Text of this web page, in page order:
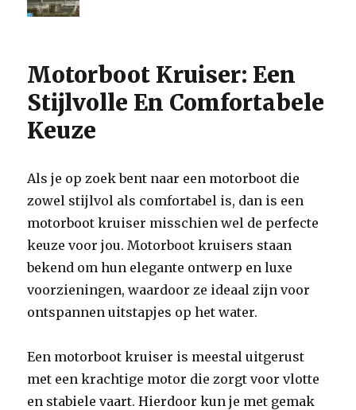
Motorboot Kruiser: Een
Stijlvolle En Comfortabele
Keuze
Als je op zoek bent naar een motorboot die
zowel stijlvol als comfortabel is, dan is een
motorboot kruiser misschien wel de perfecte
keuze voor jou. Motorboot kruisers staan
bekend om hun elegante ontwerp en luxe
voorzieningen, waardoor ze ideaal zijn voor
ontspannen uitstapjes op het water.
Een motorboot kruiser is meestal uitgerust
met een krachtige motor die zorgt voor vlotte
en stabiele vaart. Hierdoor kun je met gemak